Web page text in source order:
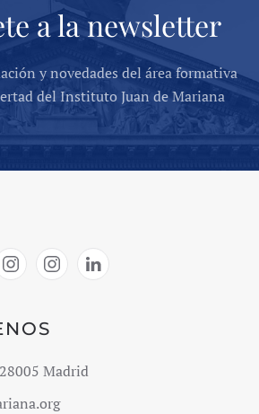
a la newsletter
y novedades del área formativa
del Instituto Juan de Mariana
Madrid